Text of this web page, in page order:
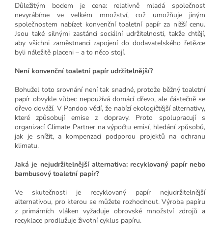
Důležitým bodem je cena: relativně mladá společnost
nevyrábíme ve velkém množství, což umožňuje jiným
společnostem nabízet konvenční toaletní papír za nižší cenu.
Jsou také silnými zastánci sociální udržitelnosti, takže chtějí,
aby všichni zaměstnanci zapojení do dodavatelského řetězce
byli náležitě placeni – a to něco stojí.
Není konvenční toaletní papír udržitelnější?
Bohužel toto srovnání není tak snadné, protože běžný toaletní
papír obvykle vůbec nepoužívá domácí dřevo, ale částečně se
dřevo dováží. V Pandoo vědí, že nabízí ekologičtější alternativy,
které způsobují emise z dopravy. Proto spolupracují s
organizací Climate Partner na výpočtu emisí, hledání způsobů,
jak je snížit, a kompenzaci podporou projektů na ochranu
klimatu.
Jaká je nejudržitelnější alternativa: recyklovaný papír nebo
bambusový toaletní papír?
Ve skutečnosti je recyklovaný papír nejudržitelnější
alternativou, pro kterou se můžete rozhodnout. Výroba papíru
z primárních vláken vyžaduje obrovské množství zdrojů a
recyklace prodlužuje životní cyklus papíru.